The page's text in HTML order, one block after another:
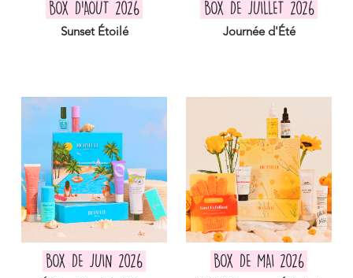
BOX D'AOÛT 2026
Sunset Étoilé
BOX DE JUILLET 2026
Journée d'Été
BOX DE JUIN 2026 BOX DE MAI 2026